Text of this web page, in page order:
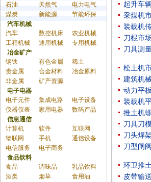
石油
天然气
电力电气
煤炭
新能源
节能环保
汽车机械
汽车
数控机床
农业机械
工程机械
通用机械
专用机械
冶金矿产
钢铁
有色金属
稀土
贵金属
合金材料
冶金原料
非金属
矿产资源
电子电器
电子元件
集成电路
电子设备
仪器仪表
家用电器
数码产品
信息通信
计算机
软件
互联网
物联网
手机
通信设备
电信服务
电子商务
食品饮料
食品
调味品
乳品饮料
酒类
烟草
食用油
起升车
采煤机
装载机
刀棍市
刀具测
松土机
建筑机
动力平
装载机
推土机
刀具刀
刀头焊
刀型闸
环卫推
皮带输